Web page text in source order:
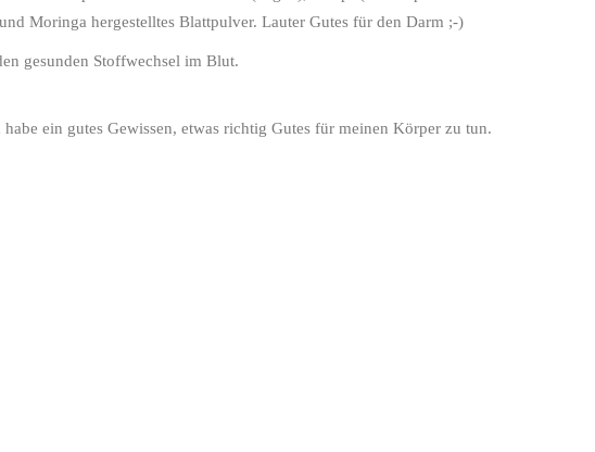
Moringa hergestelltes Blattpulver. Lauter Gutes für den Darm ;-)
gesunden Stoffwechsel im Blut.
ein gutes Gewissen, etwas richtig Gutes für meinen Körper zu tun.